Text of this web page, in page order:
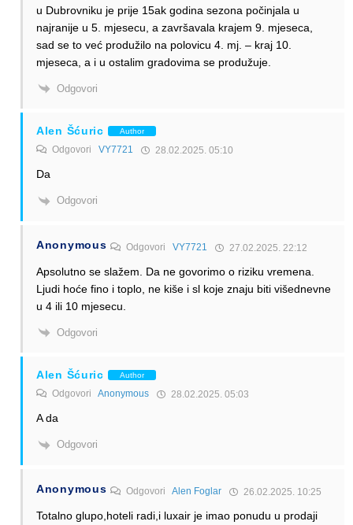
u Dubrovniku je prije 15ak godina sezona počinjala u
najranije u 5. mjesecu, a završavala krajem 9. mjeseca,
sad se to već produžilo na polovicu 4. mj. – kraj 10.
mjeseca, a i u ostalim gradovima se produžuje.
Odgovori
Alen Šćuric Author
Odgovori VY7721 28.02.2025. 05:10
Da
Odgovori
Anonymous OdgovoriVY7721 27.02.2025. 22:12
Apsolutno se slažem. Da ne govorimo o riziku vremena.
Ljudi hoće fino i toplo, ne kiše i sl koje znaju biti višednevne
u 4 ili 10 mjesecu.
Odgovori
Alen Šćuric Author
Odgovori Anonymous 28.02.2025. 05:03
A da
Odgovori
Anonymous OdgovoriAlen Foglar 26.02.2025. 10:25
Totalno glupo,hoteli radi,i luxair je imao ponudu u prodaji